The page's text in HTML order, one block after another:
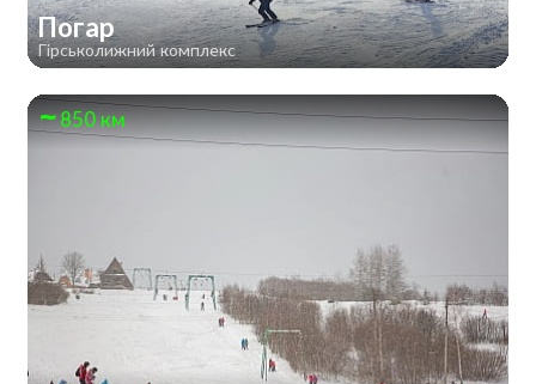
Погар
Гірськолижний комплекс
850 км